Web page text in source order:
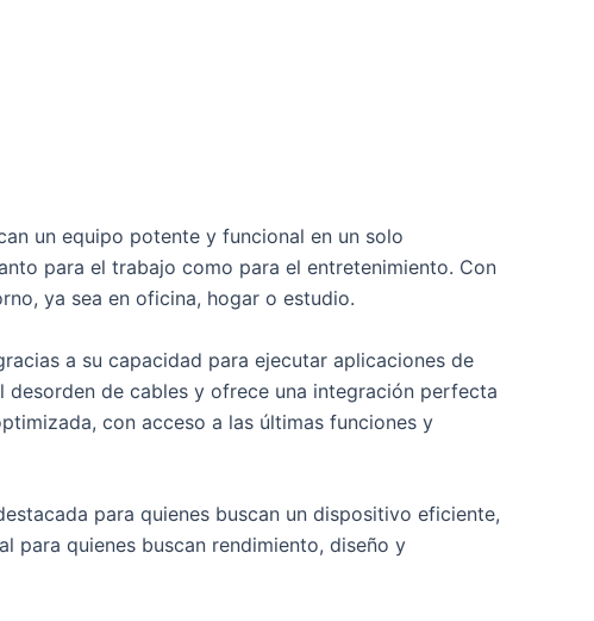
un equipo potente y funcional en un solo
para el trabajo como para el entretenimiento. Con
ya sea en oficina, hogar o estudio.
a su capacidad para ejecutar aplicaciones de
de cables y ofrece una integración perfecta
con acceso a las últimas funciones y
para quienes buscan un dispositivo eficiente,
para quienes buscan rendimiento, diseño y